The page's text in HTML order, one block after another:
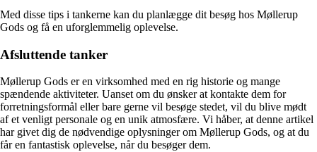
Med disse tips i tankerne kan du planlægge dit besøg hos Møllerup
Gods og få en uforglemmelig oplevelse.
Afsluttende tanker
Møllerup Gods er en virksomhed med en rig historie og mange
spændende aktiviteter. Uanset om du ønsker at kontakte dem for
forretningsformål eller bare gerne vil besøge stedet, vil du blive mødt
af et venligt personale og en unik atmosfære. Vi håber, at denne artikel
har givet dig de nødvendige oplysninger om Møllerup Gods, og at du
får en fantastisk oplevelse, når du besøger dem.